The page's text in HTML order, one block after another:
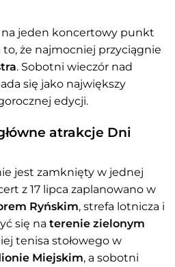
na jeden koncertowy punkt
że najmocniej przyciągnie
. Sobotni wieczór nad
się jako największy
edycji.
atrakcje Dni
jest zamknięty w jednej
z 17 lipca zaplanowano w
Ryńskim, strefa lotnicza i
się na terenie zielonym
tenisa stołowego w
Miejskim, a sobotni